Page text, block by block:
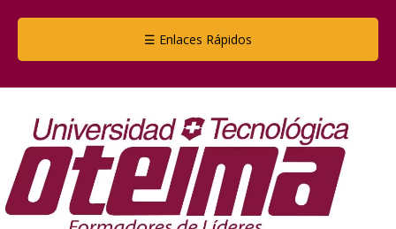
☰ Enlaces Rápidos